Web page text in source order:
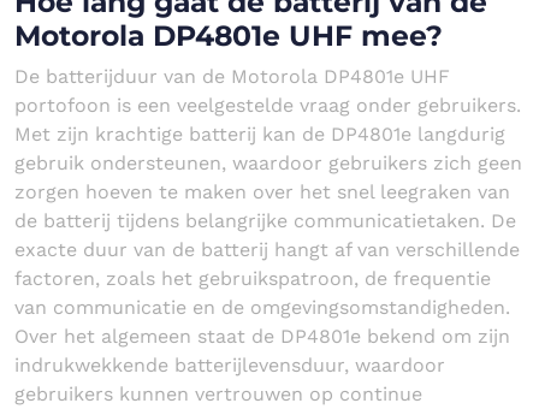
Motorola DP4801e UHF mee?
De batterijduur van de Motorola DP4801e UHF
portofoon is een veelgestelde vraag onder gebruikers.
Met zijn krachtige batterij kan de DP4801e langdurig
gebruik ondersteunen, waardoor gebruikers zich geen
zorgen hoeven te maken over het snel leegraken van
de batterij tijdens belangrijke communicatietaken. De
exacte duur van de batterij hangt af van verschillende
factoren, zoals het gebruikspatroon, de frequentie
van communicatie en de omgevingsomstandigheden.
Over het algemeen staat de DP4801e bekend om zijn
indrukwekkende batterijlevensduur, waardoor
gebruikers kunnen vertrouwen op continue